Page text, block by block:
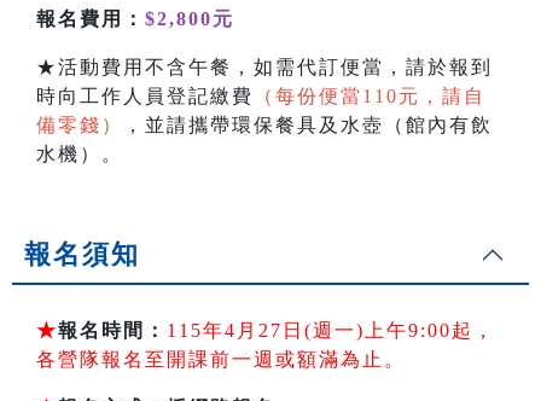
報名費用： $2,800元
★活動費用不含午餐，如需代訂便當，請於報到
時向工作人員登記繳費
（每份便當110元，請自
備零錢）
，並請攜帶環保餐具及水壺（館內有飲
水機）。
報名須知
★報名時間： 115年4月27日(週一)上午9:00起，
各營隊報名至開課前一週或額滿為止。